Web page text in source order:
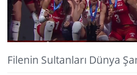
Filenin Sultanları Dünya